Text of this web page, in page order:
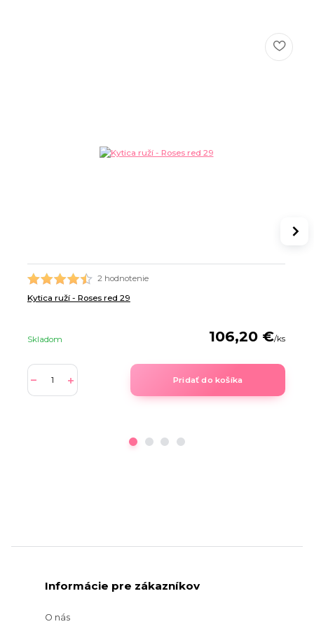
2 hodnotenie
Kytica ruží - Roses red 29
106,20 €/ks
Skladom
Pridať do košíka
Informácie pre zákazníkov
O nás